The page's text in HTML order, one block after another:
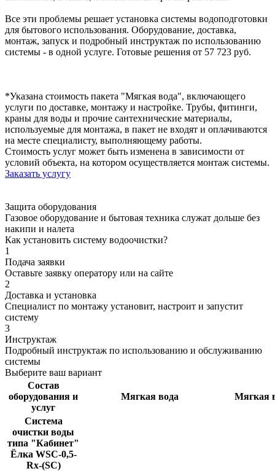
Все эти проблемы решает установка системы водоподготовки
для бытового использования. Оборудование, доставка,
монтаж, запуск и подробный инструктаж по использованию
системы - в одной услуге. Готовые решения от 57 723 руб.
*Указана стоимость пакета "Мягкая вода", включающего
услуги по доставке, монтажу и настройке. Трубы, фитинги,
краны для воды и прочие сантехнические материалы,
используемые для монтажа, в пакет не входят и оплачиваются
на месте специалисту, выполняющему работы.
Стоимость услуг может быть изменена в зависимости от
условий объекта, на котором осуществляется монтаж системы.
Заказать услугу
Защита оборудования
Газовое оборудование и бытовая техника служат дольше без
накипи и налета
Как установить систему водоочистки?
1
Подача заявки
Оставьте заявку оператору или на сайте
2
Доставка и установка
Специалист по монтажу установит, настроит и запустит
систему
3
Инструктаж
Подробный инструктаж по использованию и обслуживанию
системы
Выберите ваш вариант
Состав
оборудования и
услуг
Мягкая вода Мягкая
Система
очистки воды
типа "Кабинет"
Ёлка WSС-0,5-
Rx-(SC)